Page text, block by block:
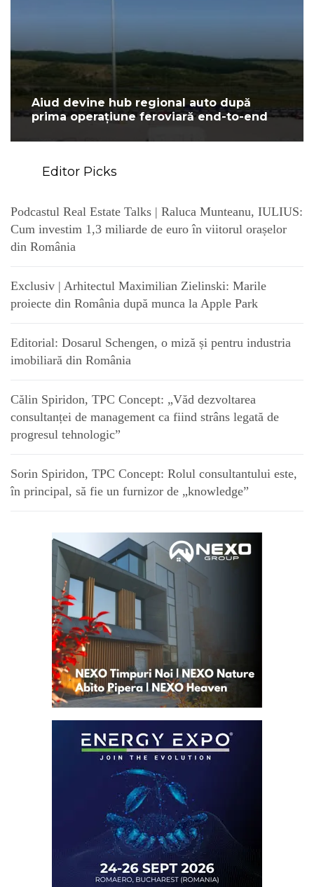
Aiud devine hub regional auto după
prima operațiune feroviară end-to-end
Editor Picks
Podcastul Real Estate Talks | Raluca Munteanu, IULIUS:
Cum investim 1,3 miliarde de euro în viitorul orașelor
din România
Exclusiv | Arhitectul Maximilian Zielinski: Marile
proiecte din România după munca la Apple Park
Editorial: Dosarul Schengen, o miză și pentru industria
imobiliară din România
Călin Spiridon, TPC Concept: „Văd dezvoltarea
consultanței de management ca fiind strâns legată de
progresul tehnologic”
Sorin Spiridon, TPC Concept: Rolul consultantului este,
în principal, să fie un furnizor de „knowledge”